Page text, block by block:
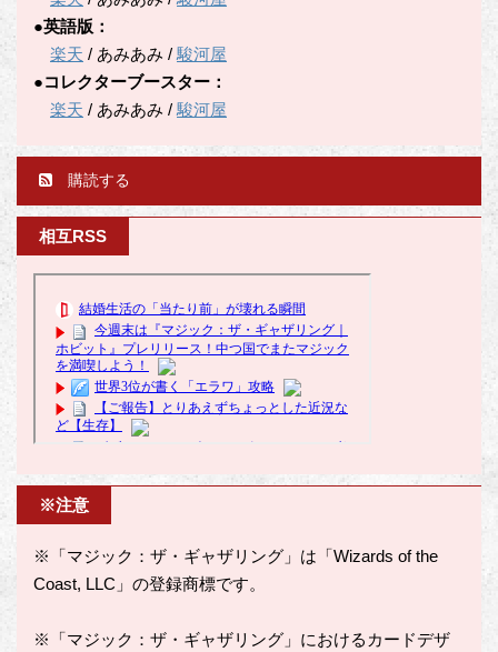
●英語版：
楽天 / あみあみ /駿河屋
●コレクターブースター：
楽天 / あみあみ /駿河屋
購読する
相互RSS
※注意
※「マジック：ザ・ギャザリング」は「Wizards of the
Coast, LLC」の登録商標です。
※「マジック：ザ・ギャザリング」におけるカードデザ